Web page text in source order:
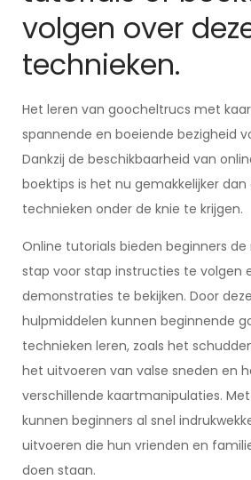
volgen over
technieken.
Het leren van goocheltrucs met
spannende en boeiende bezigheid
Dankzij de beschikbaarheid van
boektips is het nu gemakkelijker
technieken onder de knie te krijgen.
Online tutorials bieden beginners
stap voor stap instructies te volgen
demonstraties te bekijken. Door
hulpmiddelen kunnen beginnende
technieken leren, zoals het
het uitvoeren van valse sneden en
verschillende kaartmanipulaties.
kunnen beginners al snel
uitvoeren die hun vrienden en
doen staan.